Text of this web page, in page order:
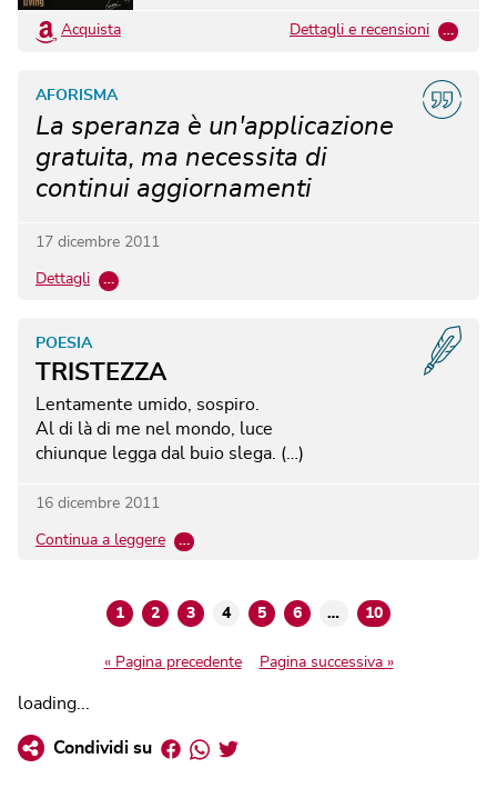
Acquista Dettagli e recensioni …
La speranza è un'applicazione
gratuita, ma necessita di
continui aggiornamenti
AFORISMA
17 dicembre 2011
Dettagli …
TRISTEZZA
POESIA
Lentamente umido, sospiro.
Al di là di me nel mondo, luce
chiunque legga dal buio slega. (…)
16 dicembre 2011
Continua a leggere …
1 2 3 4 5 6 … 10
« Pagina precedente Pagina successiva »
loading...
Condividi su Facebook
Whatsapp
Twitter